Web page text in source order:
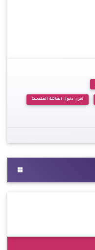
ذكرى دخول العائلة المقدسة